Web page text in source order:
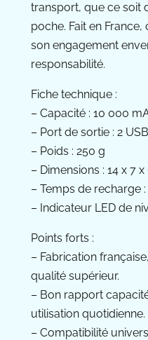
transport, que ce soit
poche. Fait en
son engagement
responsabilité.
Fiche technique :
– Capacité : 10 000
– Port de sortie : 2
– Poids : 250 g
– Dimensions : 14 x 7 x
– Temps de recharge
– Indicateur LED de
Points forts :
– Fabrication
qualité supérieur.
– Bon rapport
utilisation quotidienne.
– Compatibilité